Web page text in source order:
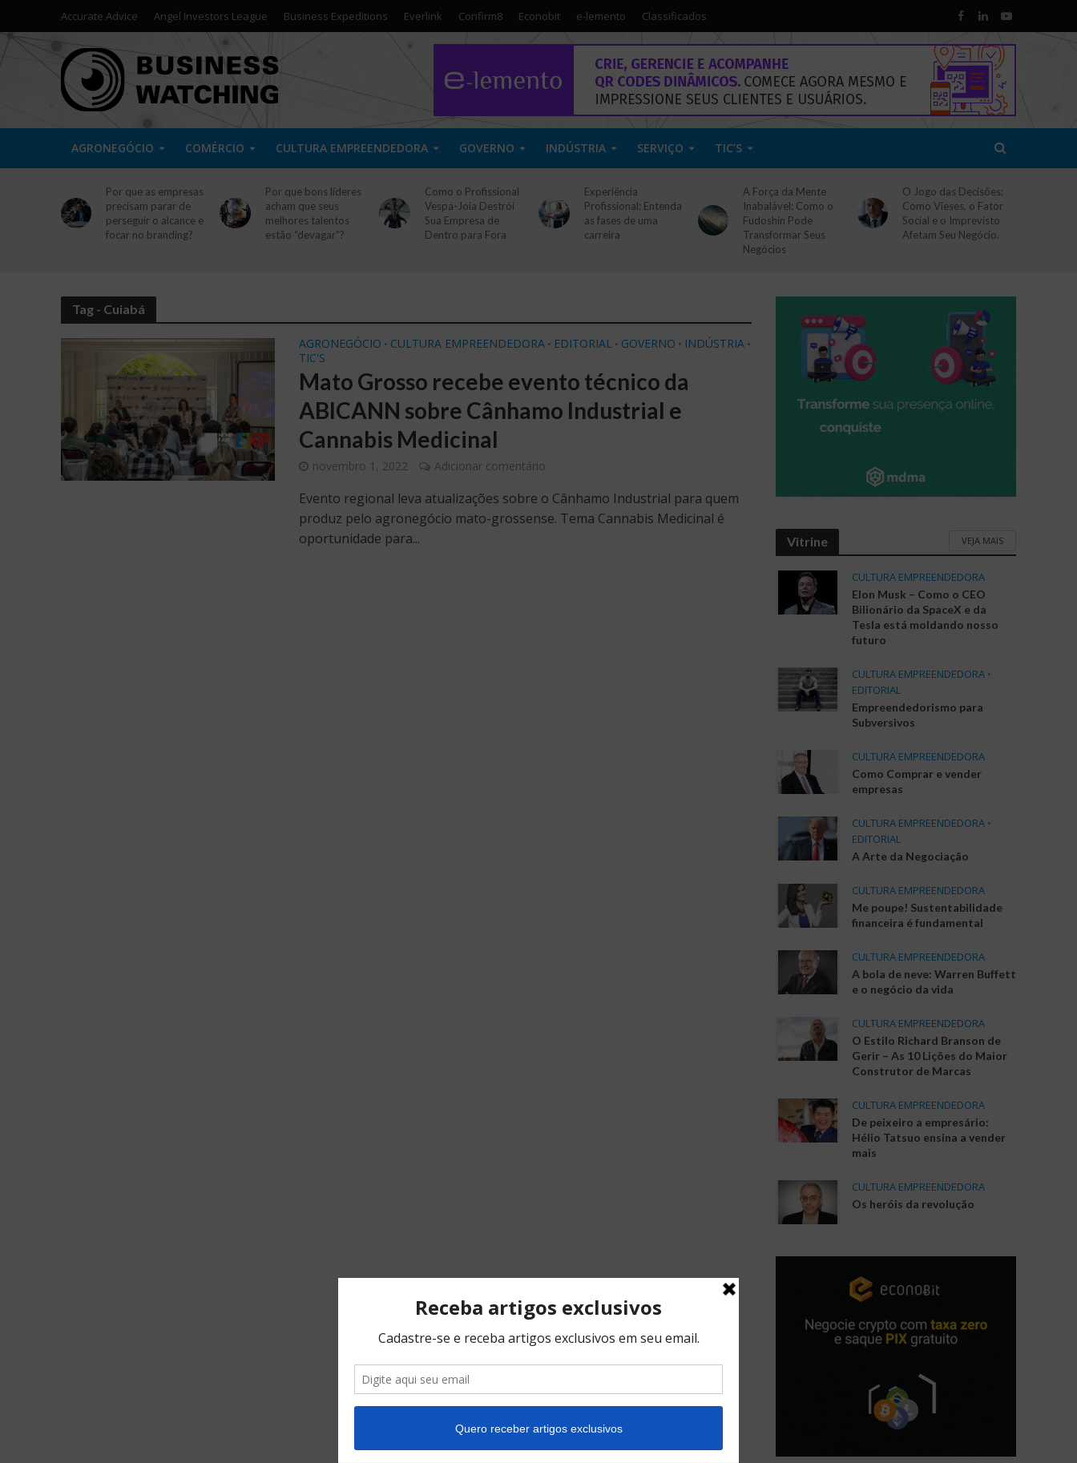
Accurate Advice Angel Investors League Business Expeditions Everlink Confirm8 Econobit e-lemento Classificados
AGRONEGÓCIO COMÉRCIO CULTURA EMPREENDEDORA GOVERNO INDÚSTRIA SERVIÇO TIC’S
Por que as empresas
precisam parar de
perseguir o alcance e
focar no branding?
Por que bons líderes
acham que seus
melhores talentos
estão “devagar”?
Como o Profissional
Vespa-Joia Destrói
Sua Empresa de
Dentro para Fora
Experiência
Profissional: Entenda
as fases de uma
carreira
A Força da Mente
Inabalável: Como o
Fudoshin Pode
Transformar Seus
Negócios
O Jogo das Decisões:
Como Vieses, o Fator
Social e o Imprevisto
Afetam Seu Negócio.
Tag - Cuiabá
AGRONEGÓCIO • CULTURA EMPREENDEDORA • EDITORIAL • GOVERNO • INDÚSTRIA •
TIC'S
Mato Grosso recebe evento técnico da
ABICANN sobre Cânhamo Industrial e
Cannabis Medicinal
novembro 1, 2022 Adicionar comentário
Evento regional leva atualizações sobre o Cânhamo Industrial para quem
produz pelo agronegócio mato-grossense. Tema Cannabis Medicinal é
oportunidade para...
Vitrine VEJA MAIS
CULTURA EMPREENDEDORA
Elon Musk – Como o CEO
Bilionário da SpaceX e da
Tesla está moldando nosso
futuro
CULTURA EMPREENDEDORA •
EDITORIAL
Empreendedorismo para
Subversivos
CULTURA EMPREENDEDORA
Como Comprar e vender
empresas
CULTURA EMPREENDEDORA •
EDITORIAL
A Arte da Negociação
CULTURA EMPREENDEDORA
Me poupe! Sustentabilidade
financeira é fundamental
CULTURA EMPREENDEDORA
A bola de neve: Warren Buffett
e o negócio da vida
CULTURA EMPREENDEDORA
O Estilo Richard Branson de
Gerir – As 10 Lições do Maior
Construtor de Marcas
CULTURA EMPREENDEDORA
De peixeiro a empresário:
Hélio Tatsuo ensina a vender
mais
CULTURA EMPREENDEDORA
Os heróis da revolução